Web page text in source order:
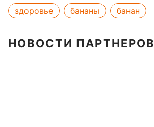
здоровье бананы банан
НОВОСТИ ПАРТНЕРОВ